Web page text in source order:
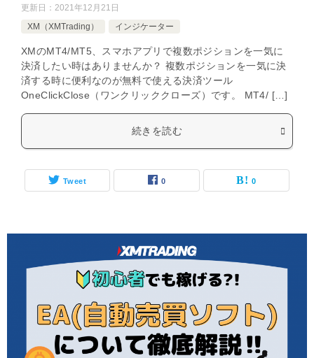
更新日： 2021年12月21日
XM（XMTrading）
インジケーター
XMのMT4/MT5、スマホアプリで複数ポジションを一気に
決済したい時はありませんか？ 複数ポジションを一気に決
済する時に便利なのが無料で使える決済ツール
OneClickClose（ワンクリッククローズ）です。 MT4/ […]
続きを読む
Tweet 0 0